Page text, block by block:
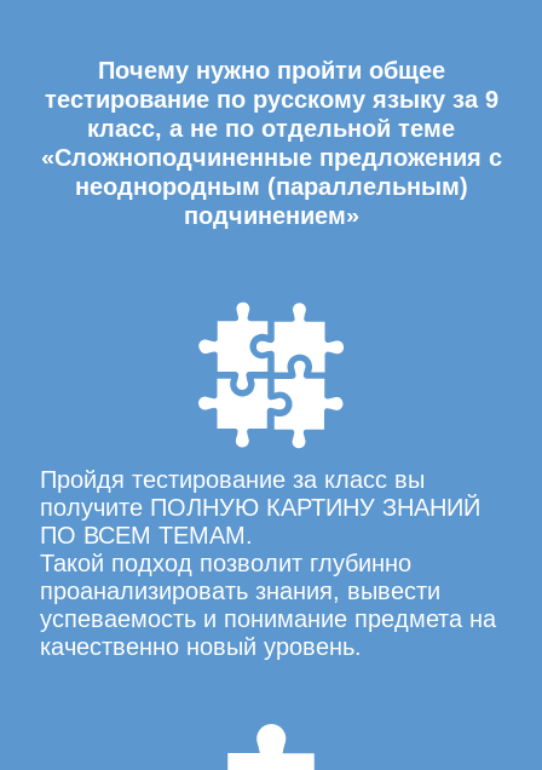
Почему нужно пройти общее
тестирование по русскому языку за 9
класс, а не по отдельной теме
«Сложноподчиненные предложения с
неоднородным (параллельным)
подчинением»
Пройдя тестирование за класс вы
получите ПОЛНУЮ КАРТИНУ ЗНАНИЙ
ПО ВСЕМ ТЕМАМ.
Такой подход позволит глубинно
проанализировать знания, вывести
успеваемость и понимание предмета на
качественно новый уровень.